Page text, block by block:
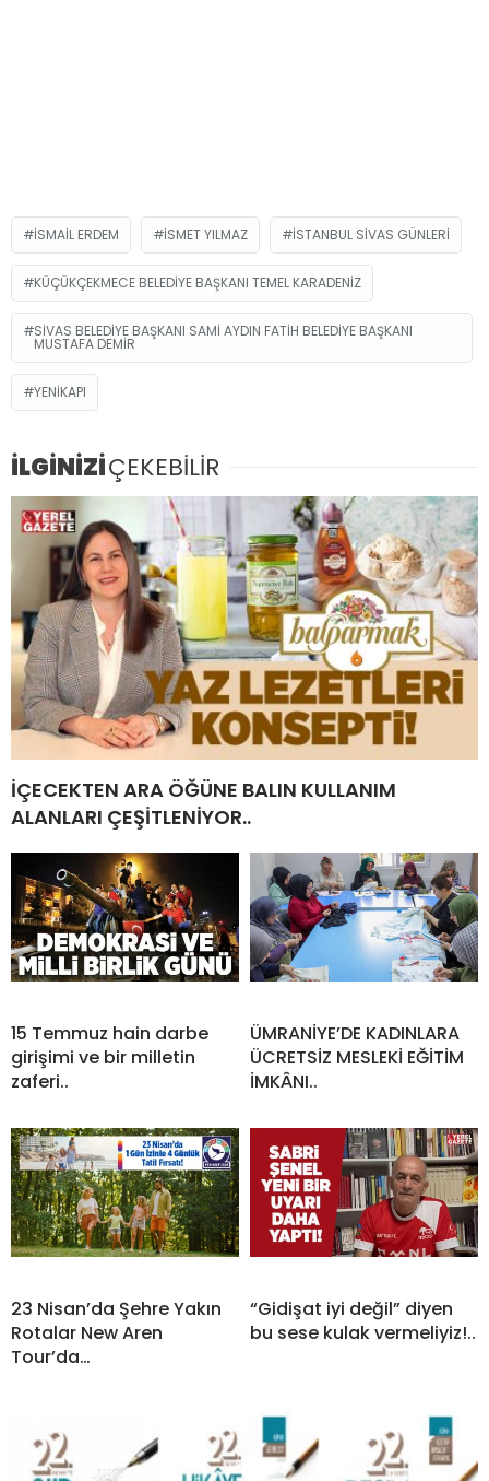
İSMAIL ERDEM İSMET YILMAZ İSTANBUL SIVAS GÜNLERI
KÜÇÜKÇEKMECE BELEDIYE BAŞKANI TEMEL KARADENIZ
SIVAS BELEDIYE BAŞKANI SAMI AYDIN FATIH BELEDIYE BAŞKANI
MUSTAFA DEMIR
YENIKAPI
İLGİNİZİÇEKEBİLİR
İÇECEKTEN ARA ÖĞÜNE BALIN KULLANIM
ALANLARI ÇEŞİTLENİYOR..
15 Temmuz hain darbe
girişimi ve bir milletin
zaferi..
ÜMRANİYE’DE KADINLARA
ÜCRETSİZ MESLEKİ EĞİTİM
İMKÂNI..
23 Nisan’da Şehre Yakın
Rotalar New Aren
Tour’da…
“Gidişat iyi değil” diyen
bu sese kulak vermeliyiz!..